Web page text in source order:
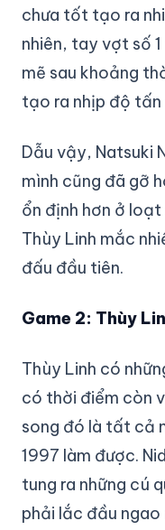
chưa tốt tạo ra
nhiên, tay vợt số
mẽ sau khoảng
tạo ra nhịp độ
Dẫu vậy, Natsuki
mình cũng đã gỡ
ổn định hơn ở
Thùy Linh mắc
đấu đầu tiên.
Game 2: Thùy
Thùy Linh có
có thời điểm còn
song đó là tất cả
1997 làm được.
tung ra những cú
phải lắc đầu